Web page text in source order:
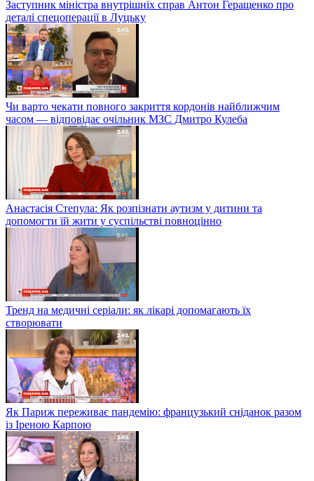
Заступник міністра внутрішніх справ Антон Геращенко про
деталі спецоперації в Луцьку
Чи варто чекати повного закриття кордонів найближчим
часом — відповідає очільник МЗС Дмитро Кулеба
Анастасія Степула: Як розпізнати аутизм у дитини та
допомогти їй жити у суспільстві повноцінно
Тренд на медичні серіали: як лікарі допомагають їх
створювати
Як Париж переживає пандемію: французький сніданок разом
із Іреною Карпою